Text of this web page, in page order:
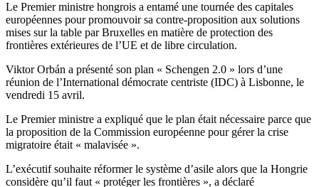
Le Premier ministre hongrois a entamé une tournée des capitales
européennes pour promouvoir sa contre-proposition aux solutions
mises sur la table par Bruxelles en matière de protection des
frontières extérieures de l’UE et de libre circulation.
Viktor Orbán a présenté son plan « Schengen 2.0 » lors d’une
réunion de l’International démocrate centriste (IDC) à Lisbonne, le
vendredi 15 avril.
Le Premier ministre a expliqué que le plan était nécessaire parce que
la proposition de la Commission européenne pour gérer la crise
migratoire était « malavisée ».
L’exécutif souhaite réformer le système d’asile alors que la Hongrie
considère qu’il faut « protéger les frontières », a déclaré